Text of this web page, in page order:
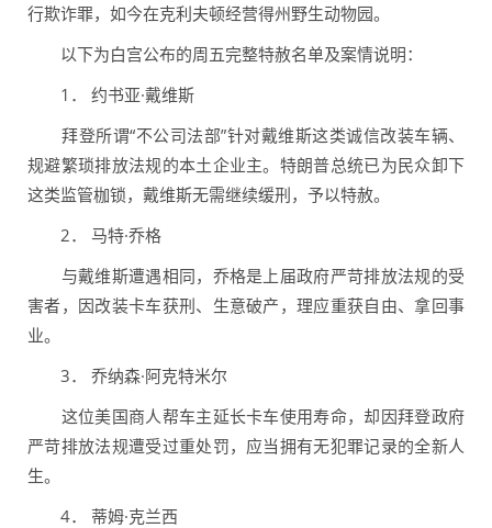
行欺诈罪，如今在克利夫顿经营得州野生动物园。
以下为白宫公布的周五完整特赦名单及案情说明：
1． 约书亚·戴维斯
拜登所谓“不公司法部”针对戴维斯这类诚信改装车辆、
规避繁琐排放法规的本土企业主。特朗普总统已为民众卸下
这类监管枷锁，戴维斯无需继续缓刑，予以特赦。
2． 马特·乔格
与戴维斯遭遇相同，乔格是上届政府严苛排放法规的受
害者，因改装卡车获刑、生意破产，理应重获自由、拿回事
业。
3． 乔纳森·阿克特米尔
这位美国商人帮车主延长卡车使用寿命，却因拜登政府
严苛排放法规遭受过重处罚，应当拥有无犯罪记录的全新人
生。
4． 蒂姆·克兰西